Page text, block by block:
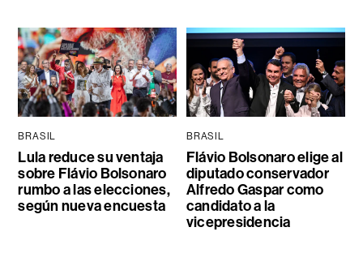
BRASIL
Lula reduce su ventaja
sobre Flávio Bolsonaro
rumbo a las elecciones,
según nueva encuesta
BRASIL
Flávio Bolsonaro elige al
diputado conservador
Alfredo Gaspar como
candidato a la
vicepresidencia